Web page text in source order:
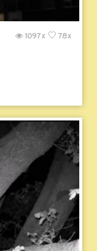
78x
1097x